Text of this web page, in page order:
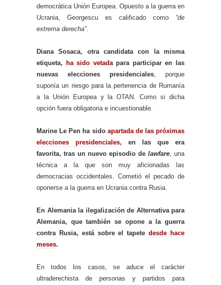
democrática Unión Europea. Opuesto a la guerra en
Ucrania, Georgescu es calificado como “de
extrema derecha”.
Diana Sosaca, otra candidata con la misma
etiqueta, ha sido vetadapara participar en las
nuevas elecciones presidenciales , porque
suponía un riesgo para la pertenencia de Rumanía
a la Unión Europea y la OTAN. Como si dicha
opción fuera obligatoria e incuestionable.
Marine Le Pen ha sido apartada de las próximas
elecciones presidenciales, en las que era
favorita, tras un nuevo episodio de lawfare , una
técnica a la que son muy aficionadas las
democracias occidentales. Cometió el pecado de
oponerse a la guerra en Ucrania contra Rusia.
En Alemania la ilegalización de Alternativa para
Alemania, que también se opone a la guerra
contra Rusia, está sobre el tapetedesde hace
meses.
En todos los casos, se aduce el carácter
ultraderechista de personas y partidos para